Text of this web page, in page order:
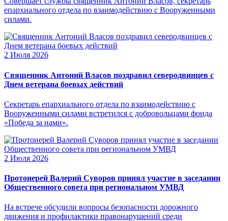
епархиального отдела по взаимодействию с Вооруженными
силами.
2 Июля 2026
Священник Антоний Власов поздравил северодвинцев с
Днем ветерана боевых действий
Секретарь епархиального отдела по взаимодействию с
Вооруженными силами встретился с добровольцами фонда
«Победа за нами».
2 Июля 2026
Протоиерей Валерий Суворов принял участие в заседании
Общественного совета при региональном УМВД
На встрече обсудили вопросы безопасности дорожного
движения и профилактики правонарушений среди